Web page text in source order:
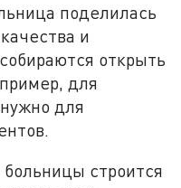
поделилась
и
открыть
для
для
строится